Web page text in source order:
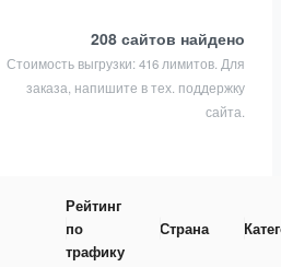
208 сайтов найдено
Стоимость выгрузки: 416 лимитов. Для
заказа, напишите в тех. поддержку
сайта.
Рейтинг
по
трафику
Страна